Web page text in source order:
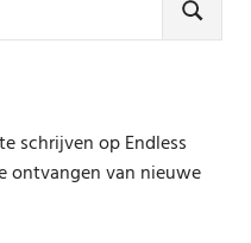
SEARCH
schrijven op Endless
ontvangen van nieuwe